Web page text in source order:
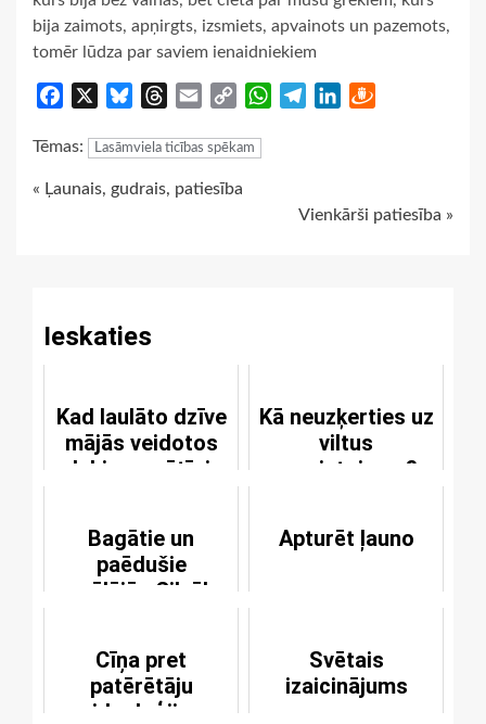
bija zaimots, apņirgts, izsmiets, apvainots un pazemots,
tomēr lūdza par saviem ienaidniekiem
Facebook BlueskyThreads
Email
Copy
WhatsApp
TelegramLinkedIn
Tēmas: Lasāmviela ticības spēkam
Continue
« Ļaunais, gudrais, patiesība
Vienkārši patiesība »
Ieskaties
Kad laulāto dzīve
mājās veidotos
labi un svētīgi
Kā neuzķerties uz
viltus
pravietojumu?
Bagātie un
paēdušie
nevēlējās Cilvēka
Apturēt ļauno
Cīņa pret
patērētāju
ideoloģiju
Svētais
izaicinājums